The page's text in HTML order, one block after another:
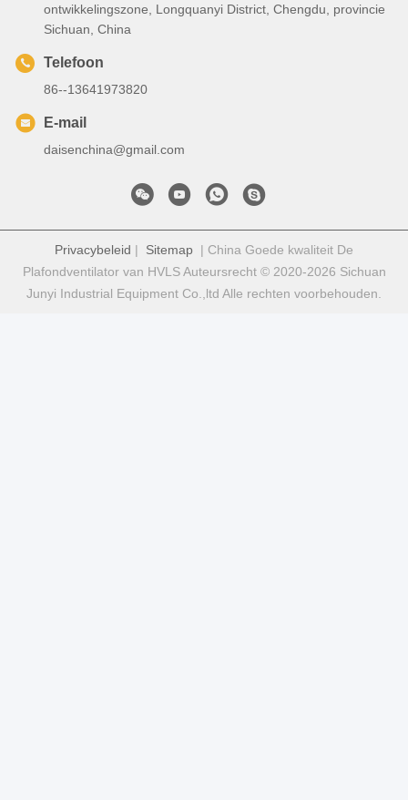
ontwikkelingszone, Longquanyi District, Chengdu, provincie
Sichuan, China
Telefoon
86--13641973820
E-mail
daisenchina@gmail.com
Privacybeleid | Sitemap | China Goede kwaliteit De
Plafondventilator van HVLS Auteursrecht © 2020-2026 Sichuan
Junyi Industrial Equipment Co.,ltd Alle rechten voorbehouden.